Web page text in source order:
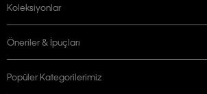
Koleksiyonlar
Öneriler & İpuçları
Popüler Kategorilerimiz